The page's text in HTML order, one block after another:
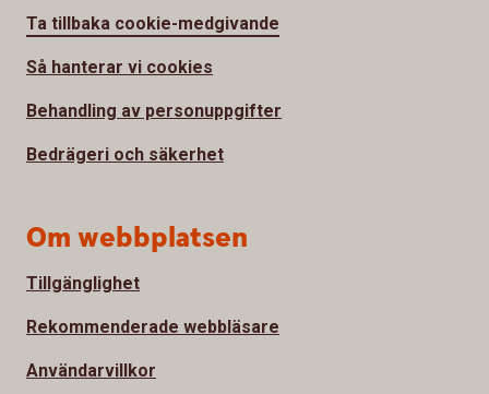
Ta tillbaka cookie-medgivande
Så hanterar vi cookies
Behandling av personuppgifter
Bedrägeri och säkerhet
Om webbplatsen
Tillgänglighet
Rekommenderade webbläsare
Användarvillkor